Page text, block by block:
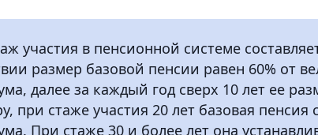
участия в пенсионной системе
размер базовой пенсии равен 60% от
далее за каждый год сверх 10 лет ее
при стаже участия 20 лет базовая пенсия
При стаже 30 и более лет она